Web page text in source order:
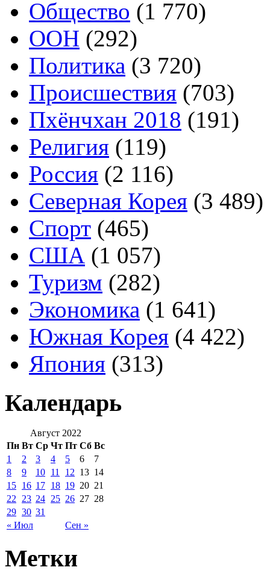
Общество (1 770)
ООН (292)
Политика (3 720)
Происшествия (703)
Пхёнчхан 2018 (191)
Религия (119)
Россия (2 116)
Северная Корея (3 489)
Спорт (465)
США (1 057)
Туризм (282)
Экономика (1 641)
Южная Корея (4 422)
Япония (313)
Календарь
Август 2022
Пн Вт Ср Чт Пт Сб Вс
« Июл Сен »
1 2 3 4 5 6
7
8
9 10 11 12 13 14
15 16 17 18 19 20 21
22
23 24 25 26 27 28
29 30 31
Метки